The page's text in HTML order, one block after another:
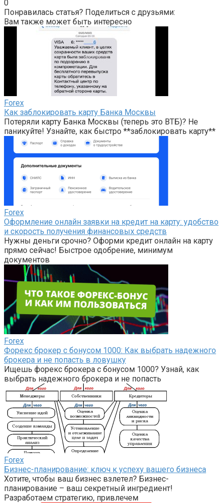
0
Понравилась статья? Поделиться с друзьями:
Вам также может быть интересно
Forex
Как заблокировать карту Банка Москвы
Потеряли карту Банка Москвы (теперь это ВТБ)? Не
паникуйте! Узнайте, как быстро **заблокировать карту**
Forex
Оформление онлайн заявки на кредит на карту: удобство
и скорость получения финансовых средств
Нужны деньги срочно? Оформи кредит онлайн на карту
прямо сейчас! Быстрое одобрение, минимум
документов
Forex
Форекс брокер с бонусом 1000: Как выбрать надежного
брокера и не попасть в ловушку
Ищешь форекс брокера с бонусом 1000? Узнай, как
выбрать надежного брокера и не попасть
Forex
Бизнес-планирование: ключ к успеху вашего бизнеса
Хотите, чтобы ваш бизнес взлетел? Бизнес-
планирование – ваш секретный ингредиент!
Разработаем стратегию, привлечем